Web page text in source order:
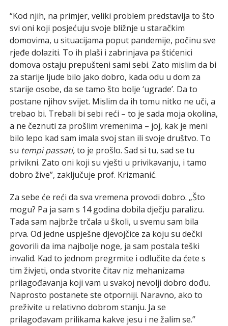
“Kod njih, na primjer, veliki problem predstavlja to što
svi oni koji posjećuju svoje bližnje u staračkim
domovima, u situacijama poput pandemije, počinu sve
rjeđe dolaziti. To ih plaši i zabrinjava pa štićenici
domova ostaju prepušteni sami sebi. Zato mislim da bi
za starije ljude bilo jako dobro, kada odu u dom za
starije osobe, da se tamo što bolje ‘ugrade’. Da to
postane njihov svijet. Mislim da ih tomu nitko ne uči, a
trebao bi. Trebali bi sebi reći – to je sada moja okolina,
a ne čeznuti za prošlim vremenima – joj, kak je meni
bilo lepo kad sam imala svoj stan ili svoje društvo. To
su tempi passati,to je prošlo. Sad si tu, sad se tu
privikni. Zato oni koji su vješti u privikavanju, i tamo
dobro žive”, zaključuje prof. Krizmanić.
Za sebe će reći da sva vremena provodi dobro. „Što
mogu? Pa ja sam s 14 godina dobila dječju paralizu.
Tada sam najbrže trčala u školi, u svemu sam bila
prva. Od jedne uspješne djevojčice za koju su dečki
govorili da ima najbolje noge, ja sam postala teški
invalid. Kad to jednom pregrmite i odlučite da ćete s
tim živjeti, onda stvorite čitav niz mehanizama
prilagođavanja koji vam u svakoj nevolji dobro dođu.
Naprosto postanete ste otporniji. Naravno, ako to
preživite u relativno dobrom stanju. Ja se
prilagođavam prilikama kakve jesu i ne žalim se.”